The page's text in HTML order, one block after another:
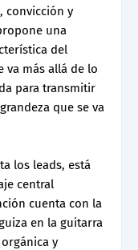
convicción y
una
del
va más allá de lo
para transmitir
que se va
los leads, está
central
cuenta con la
en la guitarra
y